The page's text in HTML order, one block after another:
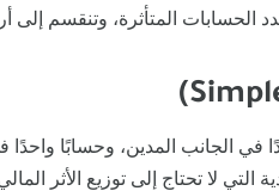
المتأثرة، وتنقسم إلى
في الجانب المدين، وحسابًا
التي لا تحتاج إلى توزيع الأثر